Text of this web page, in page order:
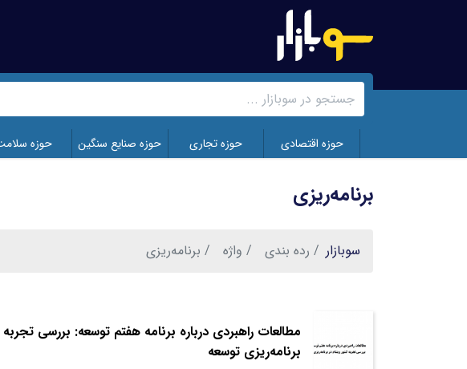
حوزه اقتصادی حوزه تجاری حوزه صنایع سنگین حوزه
برنامه‌ریزی
سوبازار رده بندی واژه برنامه‌ریزی
مطالعات راهبردی درباره برنامه هفتم توسعه: بررسی تجربه
برنامه‌ریزی توسعه